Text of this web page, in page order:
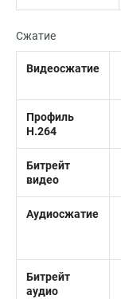
Сжатие
Видеосжатие
Профиль
H.264
Битрейт
видео
Аудиосжатие
Битрейт
аудио